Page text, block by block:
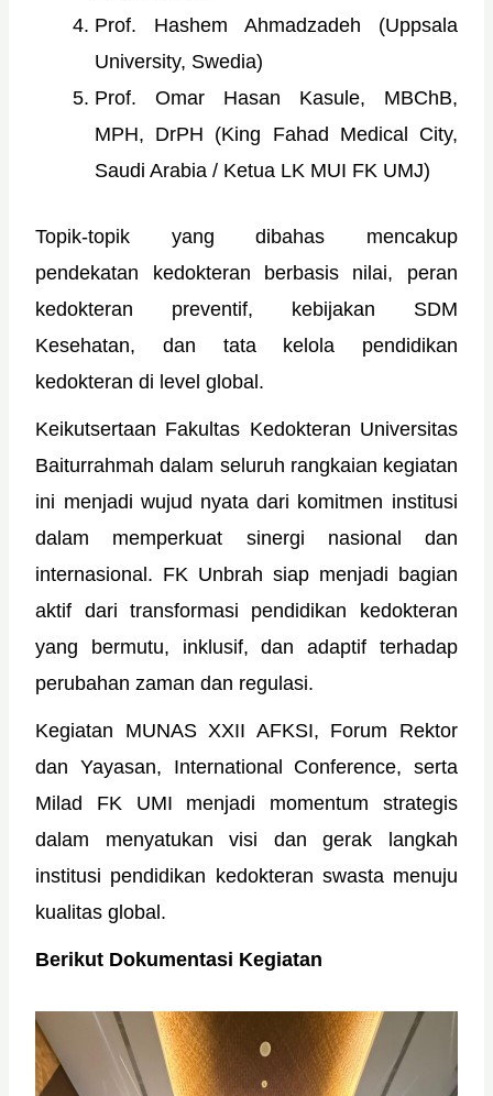
Prof. Hashem Ahmadzadeh (Uppsala
University, Swedia)
Prof. Omar Hasan Kasule, MBChB,
MPH, DrPH (King Fahad Medical City,
Saudi Arabia / Ketua LK MUI FK UMJ)
Topik-topik yang dibahas mencakup
pendekatan kedokteran berbasis nilai, peran
kedokteran preventif, kebijakan SDM
Kesehatan, dan tata kelola pendidikan
kedokteran di level global.
Keikutsertaan Fakultas Kedokteran Universitas
Baiturrahmah dalam seluruh rangkaian kegiatan
ini menjadi wujud nyata dari komitmen institusi
dalam memperkuat sinergi nasional dan
internasional. FK Unbrah siap menjadi bagian
aktif dari transformasi pendidikan kedokteran
yang bermutu, inklusif, dan adaptif terhadap
perubahan zaman dan regulasi.
Kegiatan MUNAS XXII AFKSI, Forum Rektor
dan Yayasan, International Conference, serta
Milad FK UMI menjadi momentum strategis
dalam menyatukan visi dan gerak langkah
institusi pendidikan kedokteran swasta menuju
kualitas global.
Berikut Dokumentasi Kegiatan